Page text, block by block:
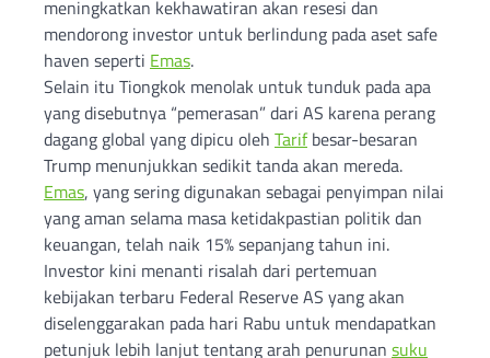
meningkatkan kekhawatiran akan resesi dan
mendorong investor untuk berlindung pada aset safe
haven seperti Emas.
Selain itu Tiongkok menolak untuk tunduk pada apa
yang disebutnya “pemerasan” dari AS karena perang
dagang global yang dipicu oleh Tarifbesar-besaran
Trump menunjukkan sedikit tanda akan mereda.
Emas, yang sering digunakan sebagai penyimpan nilai
yang aman selama masa ketidakpastian politik dan
keuangan, telah naik 15% sepanjang tahun ini.
Investor kini menanti risalah dari pertemuan
kebijakan terbaru Federal Reserve AS yang akan
diselenggarakan pada hari Rabu untuk mendapatkan
petunjuk lebih lanjut tentang arah penurunan suku